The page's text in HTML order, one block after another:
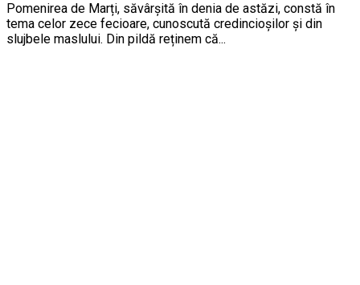
Pomenirea de Marți, săvârșită în denia de astăzi, constă în
tema celor zece fecioare, cunoscută credincioșilor și din
slujbele maslului. Din pildă reținem că...